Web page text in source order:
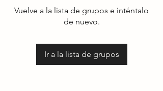
Vuelve a la lista de grupos e inténtalo
de nuevo.
Ir a la lista de grupos